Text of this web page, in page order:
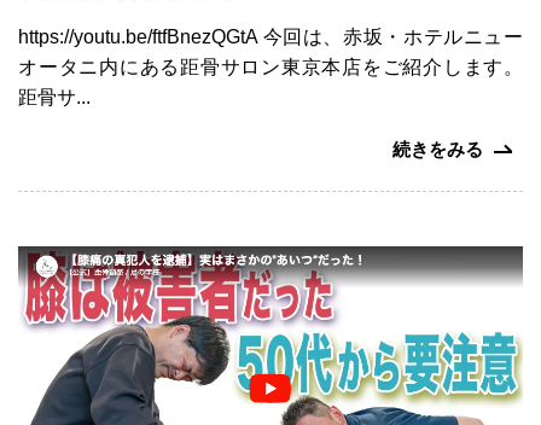
社
概
加
募
集
https://youtu.be/ftfBnezQGtA 今回は、赤坂・ホテルニュー
オータニ内にある距骨サロン東京本店をご紹介します。
距骨サ...
続きをみる